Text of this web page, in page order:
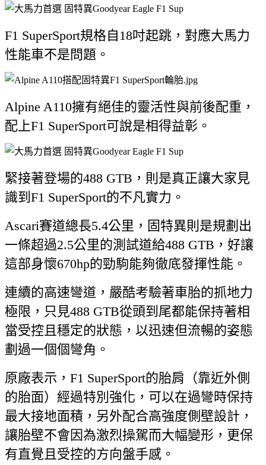
F1 SuperSport規格自18吋起跳，對應大馬力
性能車不是問題。
Alpine A110擁有絕佳的靈活性與前後配重，
配上F1 SuperSport可說是相得益彰。
緊接著登場的488 GTB，則是真正讓大家見
識到F1 SuperSport的不凡實力。
Ascari賽道總長5.4公里，固特異則是規劃出
一條超過2.5公里的測試道給488 GTB，好讓
這部身懷670hp的勁駒能夠徹底發揮性能。
連續的高速彎道，嚴酷考驗著車胎的抓地力
極限，只見488 GTB從頭到尾都能保持著相
當受控且穩定的狀態，以迅速但流暢的姿態
劃過一個個彎角。
原廠表示，F1 SuperSport的胎肩（靠近外側
的胎面）經過特別強化，可以在過彎時保持
最大接地面積，另外配合高強度側壁設計，
讓胎壁不會因為激烈操駕而大幅變形，更保
有直覺且受控的方向盤手感。